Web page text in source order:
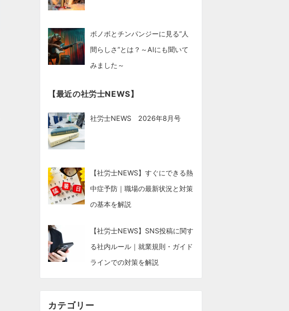
ボノボとチンパンジーに見る”人
間らしさ”とは？～AIにも聞いて
みました～
【最近の社労士NEWS】
社労士NEWS 2026年8月号
【社労士NEWS】すぐにできる熱
中症予防｜職場の最新状況と対策
の基本を解説
【社労士NEWS】SNS投稿に関す
る社内ルール｜就業規則・ガイド
ラインでの対策を解説
カテゴリー